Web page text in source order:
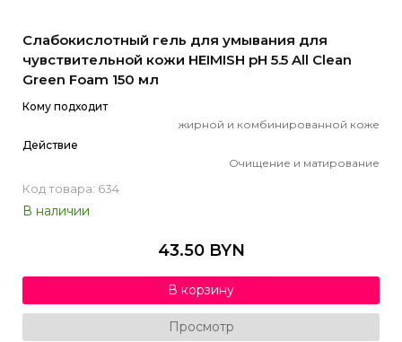
Слабокислотный гель для умывания для
чувствительной кожи HEIMISH pH 5.5 All Clean
Green Foam 150 мл
Кому подходит
жирной и комбинированной коже
Действие
Очищение и матирование
Код товара: 634
В наличии
43.50 BYN
В корзину
Просмотр